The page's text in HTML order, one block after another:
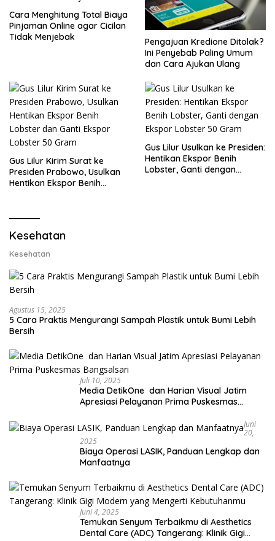
Cara Menghitung Total Biaya
Pinjaman Online agar Cicilan
Tidak Menjebak
Pengajuan Kredione Ditolak?
Ini Penyebab Paling Umum
dan Cara Ajukan Ulang
Gus Lilur Kirim Surat ke
Presiden Prabowo, Usulkan
Hentikan Ekspor Benih
Gus Lilur Usulkan ke Presiden:
Hentikan Ekspor Benih
Lobster, Ganti dengan
Kesehatan
Kesehatan
Agustus 15, 2025
5 Cara Praktis Mengurangi Sampah Plastik untuk Bumi Lebih
Bersih
Juli 10, 2025
Media DetikOne dan Harian Visual Jatim
Apresiasi Pelayanan Prima Puskesmas
Juni
20,
2025
Biaya Operasi LASIK, Panduan Lengkap dan
Manfaatnya
Juni 4, 2025
Temukan Senyum Terbaikmu di Aesthetics
Dental Care (ADC) Tangerang: Klinik Gigi